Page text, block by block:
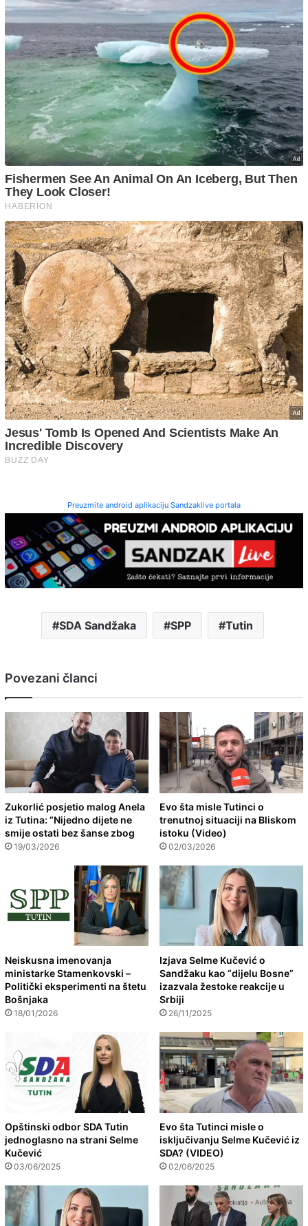
Preuzmite android aplikaciju Sandzaklive portala
SDA Sandžaka SPP Tutin
Povezani članci
Zukorlić posjetio malog Anela
iz Tutina: “Nijedno dijete ne
smije ostati bez šanse zbog
19/03/2026
Evo šta misle Tutinci o
trenutnoj situaciji na Bliskom
istoku (Video)
02/03/2026
Neiskusna imenovanja
ministarke Stamenkovski –
Politički eksperimenti na štetu
Bošnjaka
18/01/2026
Izjava Selme Kučević o
Sandžaku kao “dijelu Bosne”
izazvala žestoke reakcije u
Srbiji
26/11/2025
Opštinski odbor SDA Tutin
jednoglasno na strani Selme
Kučević
03/06/2025
Evo šta Tutinci misle o
isključivanju Selme Kučević iz
SDA? (VIDEO)
02/06/2025